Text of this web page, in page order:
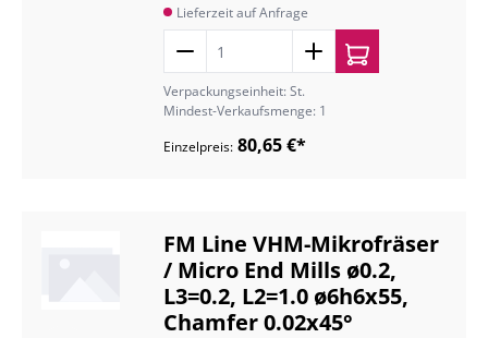
Lieferzeit auf Anfrage
Verpackungseinheit: St.
Mindest-Verkaufsmenge: 1
Einzelpreis: 80,65 €*
FM Line VHM-Mikrofräser
/ Micro End Mills ø0.2,
L3=0.2, L2=1.0 ø6h6x55,
Chamfer 0.02x45°